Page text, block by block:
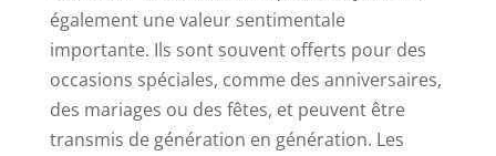
également une valeur sentimentale
importante. Ils sont souvent offerts pour des
occasions spéciales, comme des anniversaires,
des mariages ou des fêtes, et peuvent être
transmis de génération en génération. Les